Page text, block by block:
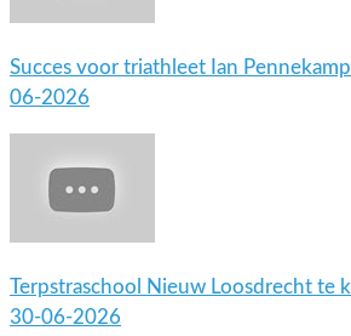
Succes voor triathleet Ian
06-2026
Terpstraschool Nieuw Loosdrecht te
30-06-2026